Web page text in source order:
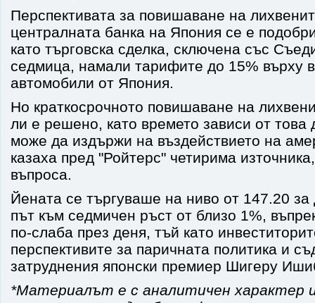
Перспективата за повишаване на
централната банка на Япония се е
като търговска сделка, сключена със
седмица, намали тарифите до 15% върху
автомобили от Япония.
Но краткосрочното повишаване на
ли е решено, като времето зависи от това
може да издържи на въздействието на
казаха пред "Ройтерс" четирима
въпроса.
Йената се търгуваше на ниво от 147.20 за
път към седмичен ръст от близо 1%,
по-слаба през деня, тъй като
перспективите за паричната политика и
затруднения японски премиер Шигеру
*Материалът е с аналитичен характер